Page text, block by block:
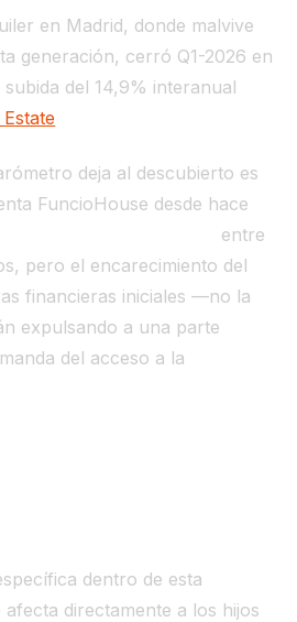
en Madrid, donde malvive
generación, cerró Q1-2026 en
del 14,9% interanual
deja al descubierto es
FuncioHouse desde hace
entre
pero el encarecimiento del
financieras iniciales —no la
expulsando a una parte
del acceso a la
dentro de esta
directamente a los hijos